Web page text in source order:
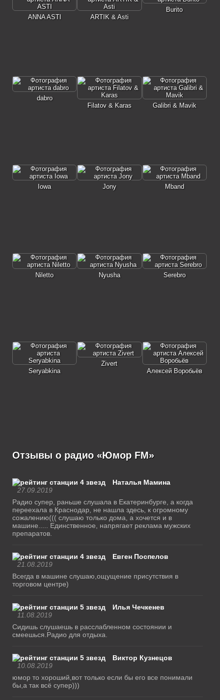
ANNA ASTI ARTIK & Asti
Burito
dabro
Filatov & Karas
Galibri & Mavik
Iowa Jony Mband
Niletto Nyusha Serebro
Seryabkina
Zivert
Алексей Воробьёв
Отзывы о радио «Юмор FM»
Наталья Мамина
27.09.2019
Радио супер, раньше слушала в Екатеринбурге, а когда
переехала в Краснодар, не нашла здесь, к огромному
сожалению((( слушаю только дома, а хочется и в
машине..... Единственное, напрягает реклама мужских
препаратов.
Евген Поспелов
21.08.2019
Всегда в машине слушаю,ощущение присутствия в
торговом центре)
Илья Чечкенев
11.08.2019
Сидишь слушаешь в расслабленном состоянии и
смеешься.Радио для отдыха.
Виктор Кузнецов
10.08.2019
юмор то хороший,вот только если бы его все понимали
бы,а так всё супер)))